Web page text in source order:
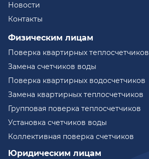
Новости
Контакты
Физическим лицам
Поверка квартирных теплосчетчиков
Замена счетчиков воды
Поверка квартирных водосчетчиков
Замена квартирных теплосчетчиков
Групповая поверка теплосчетчиков
Установка счетчиков воды
Коллективная поверка счетчиков
Юридическим лицам